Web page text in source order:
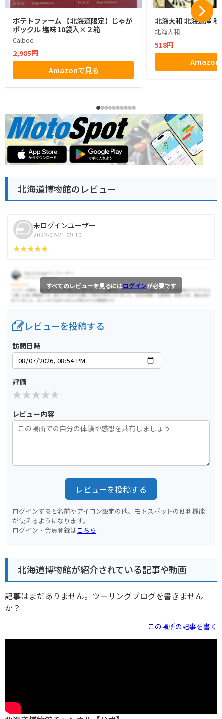
ポテトファーム 【北海道限定】じゃが
ポックル 塩味 10袋入×２箱
Calbee
2,985円
Amazonで見る
北海大和 北海道産
北海大和
518円
Amazon
北海道博物館のレビュー
未ログインユーザー
2022-02-21 09:10
すべてのレビューを見るにはログインが必要です
レビューを投稿する
訪問日時
評価
レビュー内容
レビューを投稿する
ログインすると名前やアイコン設定の他、モトスポットの便利機能
が使えるようになります。
ログイン・会員登録はこちら
北海道博物館が紹介されている記事や動画
記事はまだありません。ツーリングブログを書きません
か？
この場所の記事を書く